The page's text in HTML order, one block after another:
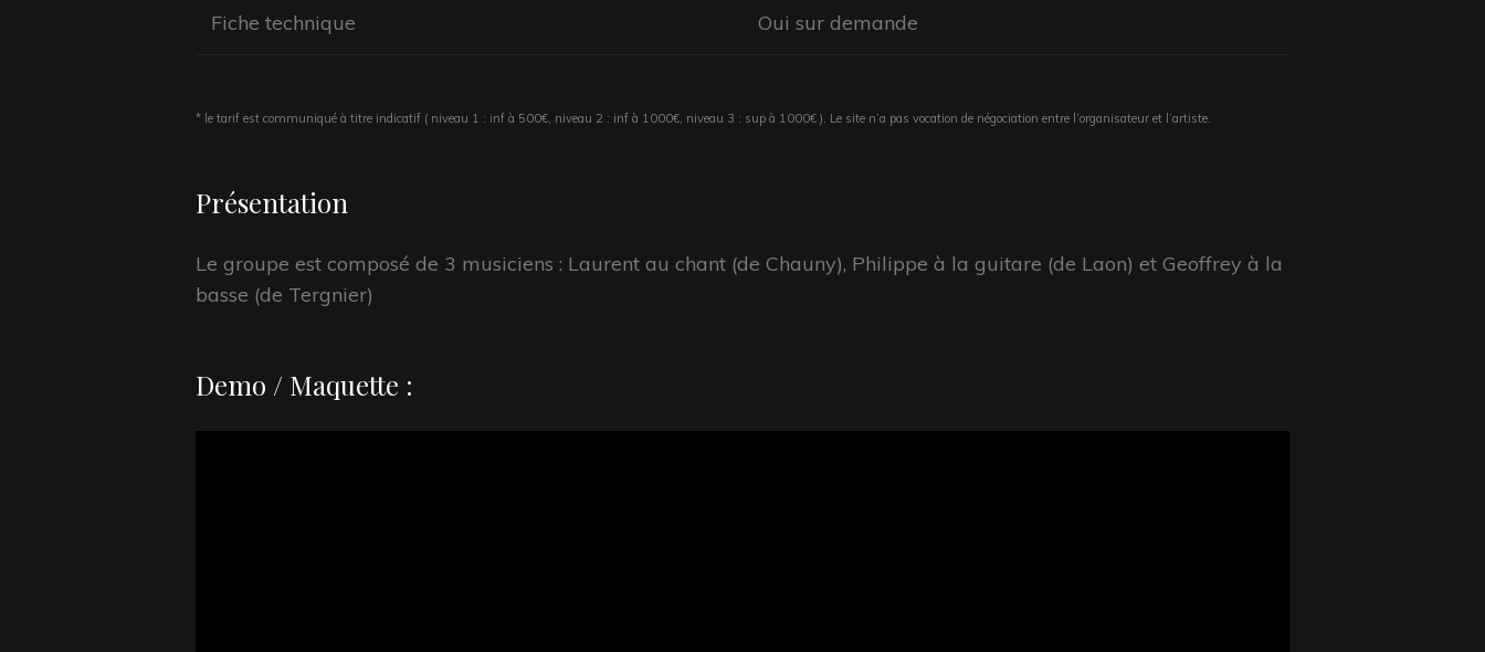
Fiche technique Oui sur demande
* le tarif est communiqué à titre indicatif ( niveau 1 : inf à 500€, niveau 2 : inf à 1000€, niveau 3 : sup à 1000€ ). Le site n’a pas vocation de négociation entre l’organisateur et l’artiste.
Présentation
Le groupe est composé de 3 musiciens : Laurent au chant (de Chauny), Philippe à la guitare (de Laon) et Geoffrey à la
basse (de Tergnier)
Demo / Maquette :